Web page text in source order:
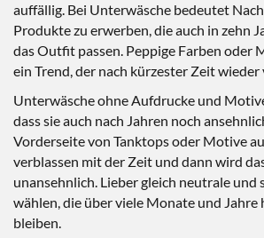
auffällig. Bei Unterwäsche bedeutet
Produkte zu erwerben, die auch in zehn
das Outfit passen. Peppige Farben oder
ein Trend, der nach kürzester Zeit wieder
Unterwäsche ohne Aufdrucke und
dass sie auch nach Jahren noch
Vorderseite von Tanktops oder Motive
verblassen mit der Zeit und dann wird
unansehnlich. Lieber gleich neutrale und
wählen, die über viele Monate und Jahre
bleiben.